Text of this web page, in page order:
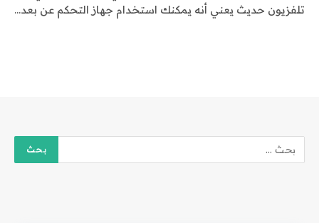
تلفزيون حديث يعني أنه يمكنك استخدام جهاز التحكم عن بعد…